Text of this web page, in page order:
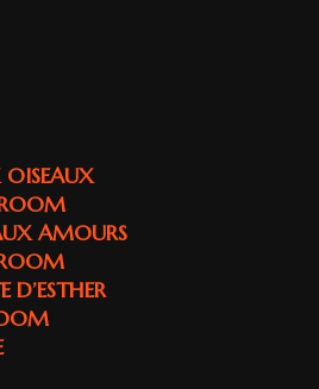
AMOURS
D’ESTHER